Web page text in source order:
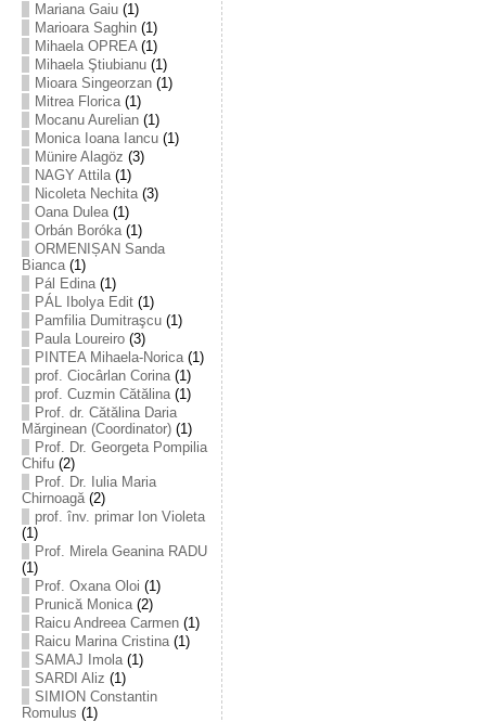
Mariana Gaiu(1)
Marioara Saghin(1)
Mihaela OPREA(1)
Mihaela Ştiubianu(1)
Mioara Singeorzan(1)
Mitrea Florica(1)
Mocanu Aurelian(1)
Monica Ioana Iancu(1)
Münire Alagöz (3)
NAGY Attila(1)
Nicoleta Nechita(3)
Oana Dulea(1)
Orbán Boróka(1)
ORMENIȘAN Sanda
Bianca(1)
Pál Edina(1)
PÁL Ibolya Edit(1)
Pamfilia Dumitraşcu(1)
Paula Loureiro(3)
PINTEA Mihaela-Norica(1)
prof. Ciocârlan Corina(1)
prof. Cuzmin Cătălina(1)
Prof. dr. Cătălina Daria
Mărginean (Coordinator)(1)
Prof. Dr. Georgeta Pompilia
Chifu(2)
Prof. Dr. Iulia Maria
Chirnoagă(2)
prof. înv. primar Ion Violeta
(1)
Prof. Mirela Geanina RADU
(1)
Prof. Oxana Oloi (1)
Prunică Monica(2)
Raicu Andreea Carmen(1)
Raicu Marina Cristina(1)
SAMAJ Imola(1)
SARDI Aliz (1)
SIMION Constantin
Romulus (1)